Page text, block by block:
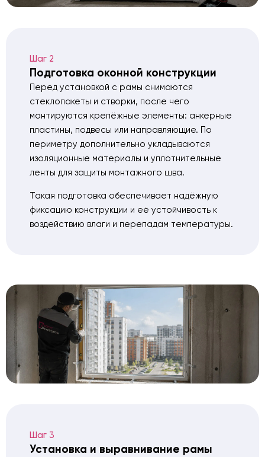
Шаг 2
Подготовка оконной конструкции
Перед установкой с рамы снимаются
стеклопакеты и створки, после чего
монтируются крепёжные элементы: анкерные
пластины, подвесы или направляющие. По
периметру дополнительно укладываются
изоляционные материалы и уплотнительные
ленты для защиты монтажного шва.
Такая подготовка обеспечивает надёжную
фиксацию конструкции и её устойчивость к
воздействию влаги и перепадам температуры.
Шаг 3
Установка и выравнивание рамы